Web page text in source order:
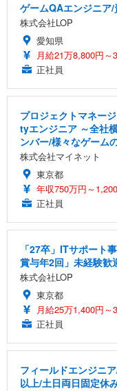
ゲームQAエンジニア
株式会社LOP
愛知県
月給21万8,800円～
正社員
プロジェクトマネー
tyエンジニア ～全社
ンバー/様々なゲーム
株式会社マイネット
東京都
年収750万円～
正社員
「27卒」ITサポート
賞与年2回」未経験歓
株式会社LOP
東京都
月給25万1,400円～
正社員
フィールドエンジニ
以上/土日両日固定休